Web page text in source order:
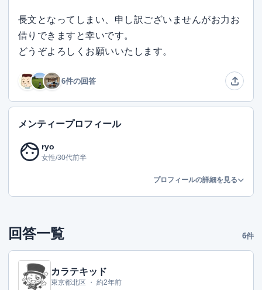
長文となってしまい、申し訳ございませんがお力お
借りできますと幸いです。
どうぞよろしくお願いいたします。
6件の回答
メンティープロフィール
face ryo
女性/30代前半
プロフィールの詳細を見る
回答一覧 6件
カラテキッド
東京都北区 ・ 約2年前